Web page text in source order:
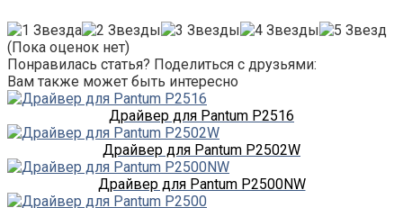
(Пока оценок нет)
Понравилась статья? Поделиться с друзьями:
Вам также может быть интересно
Драйвер для Pantum P2516
Драйвер для Pantum P2502W
Драйвер для Pantum P2500NW